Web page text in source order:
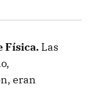
Física. Las
eran